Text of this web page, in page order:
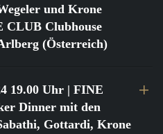
und Krone
CLUB Clubhouse
(Österreich)
19.00 Uhr | FINE
Dinner mit den
Gottardi, Krone